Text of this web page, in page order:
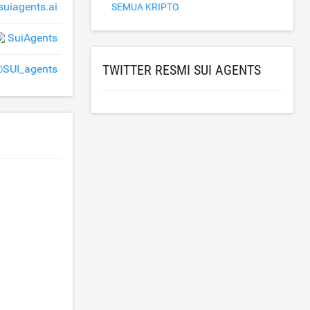
SuiAgents
SEMUA KRIPTO
TWITTER RESMI SUI AGENTS